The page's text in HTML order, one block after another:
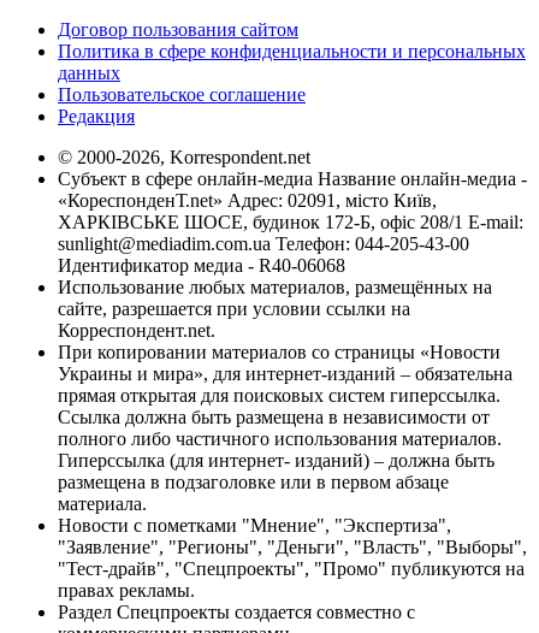
Договор пользования сайтом
Политика в сфере конфиденциальности и персональных
данных
Пользовательское соглашение
Редакция
© 2000-2026, Korrespondent.net
Субъект в сфере онлайн-медиа Название онлайн-медиа -
«КореспонденТ.net» Адрес: 02091, місто Київ,
ХАРКІВСЬКЕ ШОСЕ, будинок 172-Б, офіс 208/1 E-mail:
sunlight@mediadim.com.ua Телефон: 044-205-43-00
Идентификатор медиа - R40-06068
Использование любых материалов, размещённых на
сайте, разрешается при условии ссылки на
Корреспондент.net.
При копировании материалов со страницы «Новости
Украины и мира», для интернет-изданий – обязательна
прямая открытая для поисковых систем гиперссылка.
Ссылка должна быть размещена в независимости от
полного либо частичного использования материалов.
Гиперссылка (для интернет- изданий) – должна быть
размещена в подзаголовке или в первом абзаце
материала.
Новости с пометками "Мнение", "Экспертиза",
"Заявление", "Регионы", "Деньги", "Власть", "Выборы",
"Тест-драйв", "Спецпроекты", "Промо" публикуются на
правах рекламы.
Раздел Спецпроекты создается совместно с